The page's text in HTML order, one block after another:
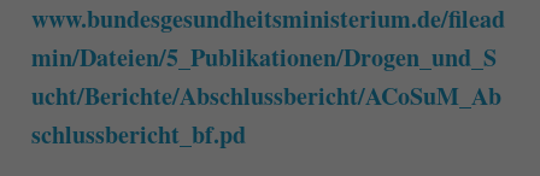
www.bundesgesundheitsministerium.de/filead
min/Dateien/5_Publikationen/Drogen_und_S
ucht/Berichte/Abschlussbericht/ACoSuM_Ab
schlussbericht_bf.pd